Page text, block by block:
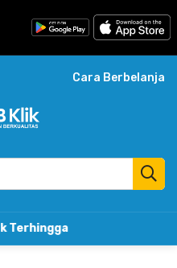
Cara Berbelanja